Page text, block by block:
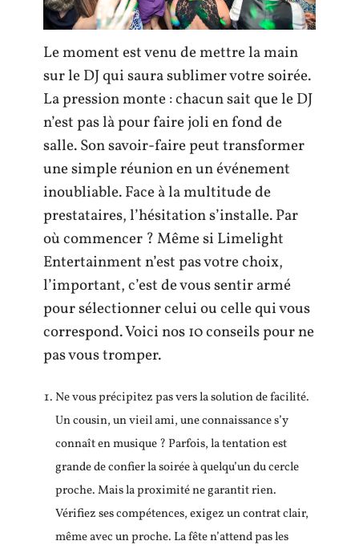
Le moment est venu de mettre la main
sur le DJ qui saura sublimer votre soirée.
La pression monte : chacun sait que le DJ
n’est pas là pour faire joli en fond de
salle. Son savoir-faire peut transformer
une simple réunion en un événement
inoubliable. Face à la multitude de
prestataires, l’hésitation s’installe. Par
où commencer ? Même si Limelight
Entertainment n’est pas votre choix,
l’important, c’est de vous sentir armé
pour sélectionner celui ou celle qui vous
correspond. Voici nos 10 conseils pour ne
pas vous tromper.
Ne vous précipitez pas vers la solution de facilité.
Un cousin, un vieil ami, une connaissance s’y
connaît en musique ? Parfois, la tentation est
grande de confier la soirée à quelqu’un du cercle
proche. Mais la proximité ne garantit rien.
Vérifiez ses compétences, exigez un contrat clair,
même avec un proche. La fête n’attend pas les